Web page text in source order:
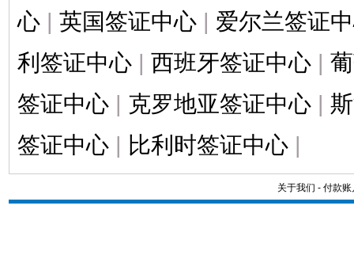
心 | 英国签证中心 | 爱尔兰签证
利签证中心 | 西班牙签证中心 |
签证中心 | 克罗地亚签证中心 |
签证中心 | 比利时签证中心 |
关于我们 - 付款账